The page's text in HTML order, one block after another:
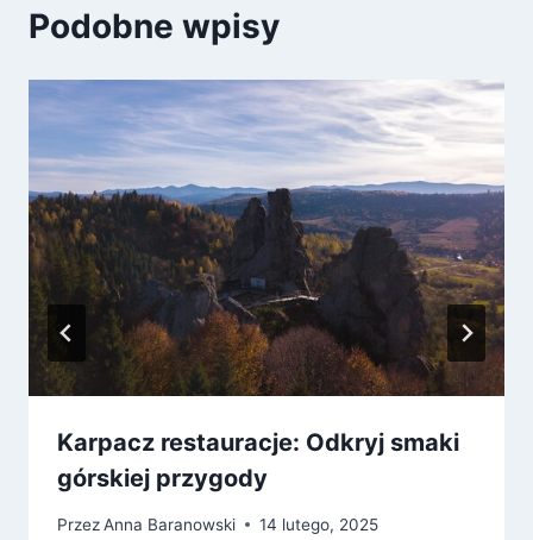
Podobne wpisy
Karpacz restauracje: Odkryj smaki
górskiej przygody
PrzezAnna Baranowski 14 lutego, 2025